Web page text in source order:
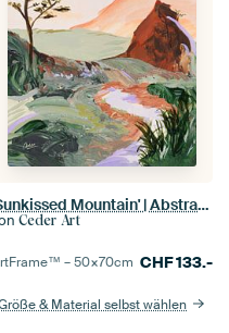
'Sunkissed Mountain' | Abstrakte Landschaft
Ceder Art
–50×70cm CHF133.-
& Material selbst wählen